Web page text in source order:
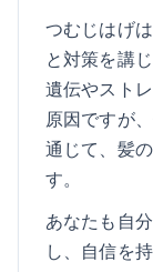
つむじはげ
と対策を講
遺伝やスト
原因ですが
通じて、髪
す。
あなたも自
し、自信を